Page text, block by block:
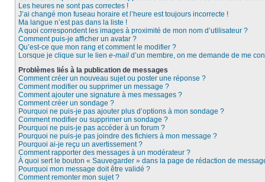
Les heures ne sont pas correctes !
J’ai changé mon fuseau horaire et l’heure est toujours incorrecte !
Ma langue n’est pas dans la liste !
A quoi correspondent les images à proximité de mon nom d’utilisateur ?
Comment puis-je afficher un avatar ?
Qu’est-ce que mon rang et comment le modifier ?
Lorsque je clique sur le lien e-mail d’un membre, on me demande de me
Problèmes liés à la publication de messages
Comment créer un nouveau sujet ou poster une réponse ?
Comment modifier ou supprimer un message ?
Comment ajouter une signature à mes messages ?
Comment créer un sondage ?
Pourquoi ne puis-je pas ajouter plus d’options à mon sondage ?
Comment modifier ou supprimer un sondage ?
Pourquoi ne puis-je pas accéder à un forum ?
Pourquoi ne puis-je pas joindre des fichiers à mon message ?
Pourquoi ai-je reçu un avertissement ?
Comment rapporter des messages à un modérateur ?
À quoi sert le bouton « Sauvegarder » dans la page de rédaction de
Pourquoi mon message doit être validé ?
Comment remonter mon sujet ?